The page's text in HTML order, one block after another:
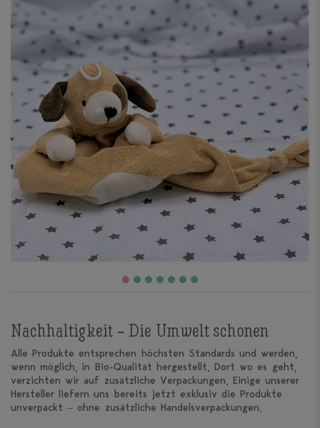
Nachhaltigkeit – Die Umwelt schonen
Alle Produkte entsprechen höchsten Standards und werden,
wenn möglich, in Bio-Qualität hergestellt. Dort wo es geht,
verzichten wir auf zusätzliche Verpackungen. Einige unserer
Hersteller liefern uns bereits jetzt exklusiv die Produkte
unverpackt – ohne zusätzliche Handelsverpackungen.